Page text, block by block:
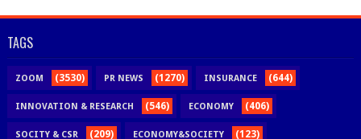
TAGS
ZOOM (3530) PR NEWS (1270) INSURANCE (644)
INNOVATION & RESEARCH (546) ECONOMY (406)
SOCITY & CSR (209) ECONOMY&SOCIETY (123)